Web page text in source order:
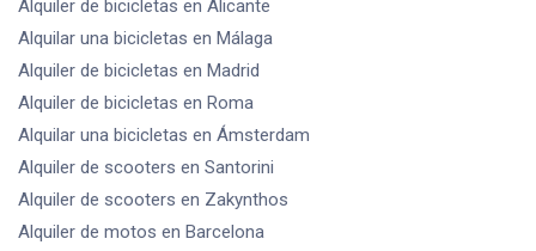
Alquiler de bicicletas en Alicante
Alquilar una bicicletas en Málaga
Alquiler de bicicletas en Madrid
Alquiler de bicicletas en Roma
Alquilar una bicicletas en Ámsterdam
Alquiler de scooters en Santorini
Alquiler de scooters en Zakynthos
Alquiler de motos en Barcelona